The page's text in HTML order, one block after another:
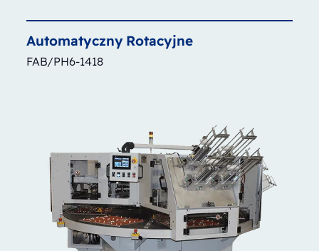
Automatyczny Rotacyjne
FAB/PH6-1418